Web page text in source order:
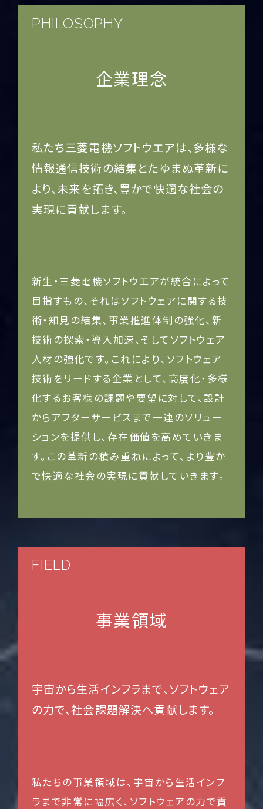
PHILOSOPHY
企業理念
私たち三菱電機ソフトウエアは、多様な
情報通信技術の結集とたゆまぬ革新に
より、未来を拓き、豊かで快適な社会の
実現に貢献します。
新生・三菱電機ソフトウエアが統合によって
目指すもの、それはソフトウェアに関する技
術・知見の結集、事業推進体制の強化、新
技術の探索・導入加速、そしてソフトウェア
人材の強化です。これにより、ソフトウェア
技術をリードする企業として、高度化・多様
化するお客様の課題や要望に対して、設計
からアフターサービスまで一連のソリュー
ションを提供し、存在価値を高めていきま
す。この革新の積み重ねによって、より豊か
で快適な社会の実現に貢献していきます。
FIELD
事業領域
宇宙から生活インフラまで、ソフトウェア
の力で、社会課題解決へ貢献します。
私たちの事業領域は、宇宙から生活インフ
ラまで非常に幅広く、ソフトウェアの力で貢